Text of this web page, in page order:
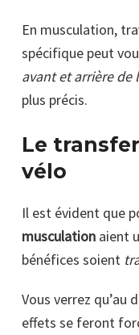
En musculation,
spécifique peut
avant et arrière de
plus précis.
Le
vélo
Il est évident que
musculation aient
bénéfices soient
Vous verrez qu’au
effets se feront